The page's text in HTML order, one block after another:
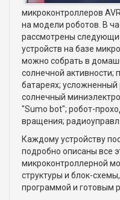
микроконтроллеров
на модели роботов. В
рассмотрены
устройств на базе
можно собрать в
солнечной активности;
батареях; усложненный
солнечный
"Sumo bot"; робот-
вращения;
Каждому устройству
подробно описаны все
микроконтроллерной
структуры и блок-
программой и готовым